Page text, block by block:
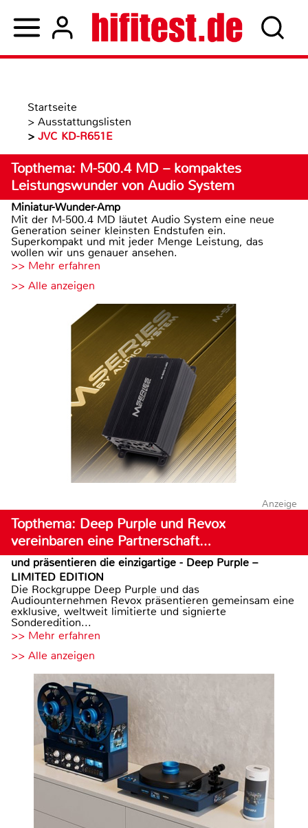
Startseite
> Ausstattungslisten
> JVC KD-R651E
Topthema: M-500.4 MD – kompaktes
Leistungswunder von Audio System
Miniatur-Wunder-Amp
Mit der M-500.4 MD läutet Audio System eine neue
Generation seiner kleinsten Endstufen ein.
Superkompakt und mit jeder Menge Leistung, das
wollen wir uns genauer ansehen.
>> Mehr erfahren
>> Alle anzeigen
Anzeige
Topthema: Deep Purple und Revox
vereinbaren eine Partnerschaft…
und präsentieren die einzigartige - Deep Purple –
LIMITED EDITION
Die Rockgruppe Deep Purple und das
Audiounternehmen Revox präsentieren gemeinsam eine
exklusive, weltweit limitierte und signierte
Sonderedition...
>> Mehr erfahren
>> Alle anzeigen